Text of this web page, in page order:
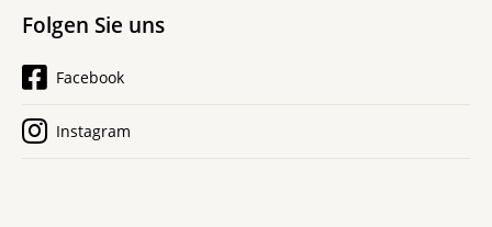
Folgen Sie uns
Facebook
Instagram